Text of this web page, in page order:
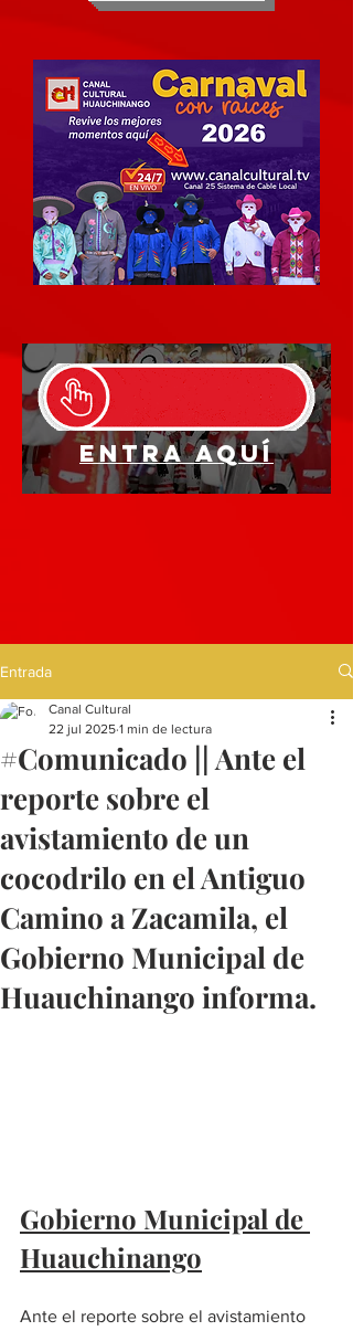
Entra aquí
Entrada
#Comunicado || Ante el
reporte sobre el
avistamiento de un
cocodrilo en el Antiguo
Camino a Zacamila, el
Gobierno Municipal de
Huauchinango informa.
Canal Cultural
22 jul 2025 1 min de lectura
Gobierno Municipal de
Huauchinango
Ante el reporte sobre el avistamiento